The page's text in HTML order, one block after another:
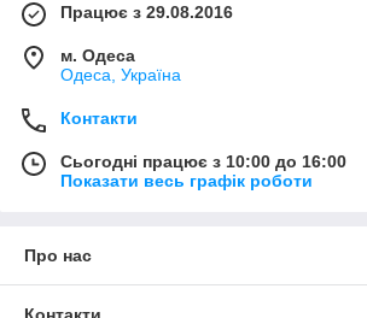
Працює з 29.08.2016
м. Одеса
Одеса, Україна
Контакти
Сьогодні працює з 10:00 до 16:00
Показати весь графік роботи
Про нас